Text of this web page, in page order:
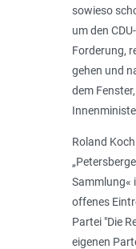
sowieso
um den
Forderung,
gehen und
dem
Roland
Sammlung«
offenes
Partei "Die
eigenen